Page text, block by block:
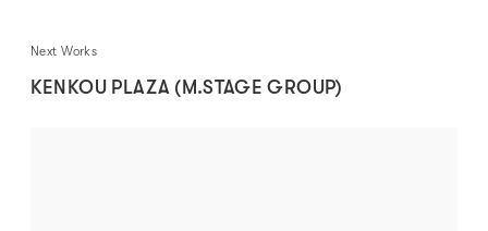
Next Works
KENKOU PLAZA (M.STAGE GROUP)